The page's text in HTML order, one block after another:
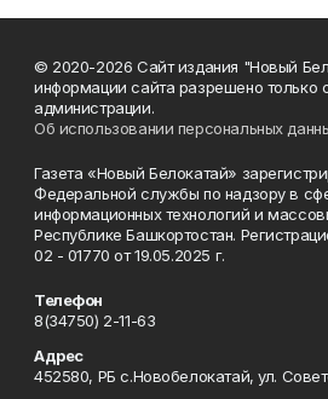
© 2020-2026 Сайт издания "Новый
информации сайта разрешено только
администрации.
Об использовании персональных
Газета «Новый Белокатай»
Федеральной службы по надзору в
информационных технологий и
Республике Башкортостан.
02 - 01770 от 19.05.2025 г.
Телефон
8(34750) 2-11-63
Адрес
452580, РБ с.Новобелокатай, ул.